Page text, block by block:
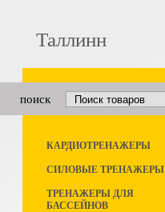
Таллинн
поиск
КАРДИОТРЕНАЖЕРЫ
СИЛОВЫЕ ТРЕНАЖЕРЫ
ТРЕНАЖЕРЫ ДЛЯ
БАССЕЙНОВ